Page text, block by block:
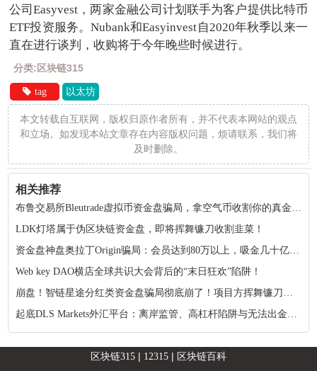
公司Easyvest，两家金融公司计划联手为客户提供比特币
ETF投资服务。Nubank和Easyinvest自2020年秋季以来一
直在进行谈判，收购将于今年晚些时候进行。
分类:区块链315
tag 以太坊
本文转载自互联网，版权归原作者所有，并不代表本网站的观点
和立场。如发现本站文章存在内容版权问题，烦请联系，我们将
及时删除。
相关推荐
布鲁交易所Bleutrade虚拟币资金盘骗局，拿空气币收割你的真金白银！
LDK灯塔属于伪区块链资金盘，即将挥舞镰刀收割韭菜！
资金盘神盘奥拉丁Origin骗局：会员达到80万以上，吸金几十亿！项目方收割完毕！
Web key DAO横店全球共识大会背后的“末日狂欢”陷阱！
崩盘！智链星途分红类资金盘骗局彻底崩了！项目方挥舞镰刀收割韭菜！
起底DLS Markets外汇平台：离岸监管、高杠杆陷阱与无法出金的真相
区块链315 | 12315 | 区块链百科